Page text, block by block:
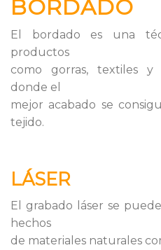
BORDADO
El bordado es una
productos
como gorras, textiles y
donde el
mejor acabado se
tejido.
LÁSER
El grabado láser se
hechos
de materiales naturales